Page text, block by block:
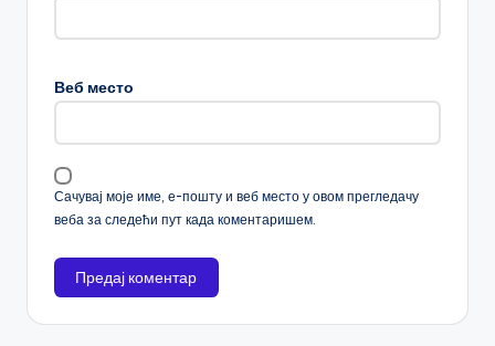
Веб место
Сачувај моје име, е-пошту и веб место у овом прегледачу
веба за следећи пут када коментаришем.